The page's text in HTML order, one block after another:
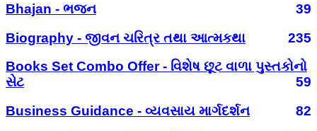
Bhajan - ભજન
39
Biography - જીવન ચરિત્ર તથા આત્મકથા
235
Books Set Combo Offer - વિશેષ છૂટ વાળા પુસ્તકોનો
સેટ
59
Business Guidance - વ્યવસાય માર્ગદર્શન
82